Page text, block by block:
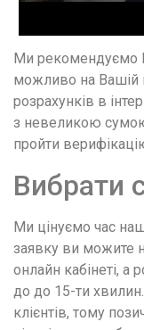
Ми рекомендуємо
можливо на Вашій
розрахунків в
з невеликою
пройти
Вибрати
Ми цінуємо час
заявку ви можите
онлайн кабінеті, а
до до 15-ти
клієнтів, тому